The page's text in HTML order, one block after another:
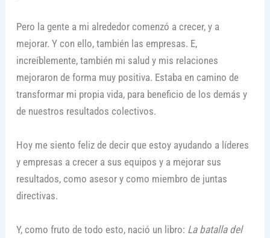
Pero la gente a mi alrededor comenzó a crecer, y a
mejorar. Y con ello, también las empresas. E,
increíblemente, también mi salud y mis relaciones
mejoraron de forma muy positiva. Estaba en camino de
transformar mi propia vida, para beneficio de los demás y
de nuestros resultados colectivos.
Hoy me siento feliz de decir que estoy ayudando a líderes
y empresas a crecer a sus equipos y a mejorar sus
resultados, como asesor y como miembro de juntas
directivas.
Y, como fruto de todo esto, nació un libro: La batalla del